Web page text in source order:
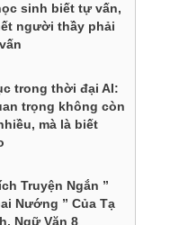
sinh biết tự vấn,
người thầy phải
trong thời đại AI:
trọng không còn
mà là biết
Truyện Ngắn ”
Nướng ” Của Tạ
Ngữ Văn 8